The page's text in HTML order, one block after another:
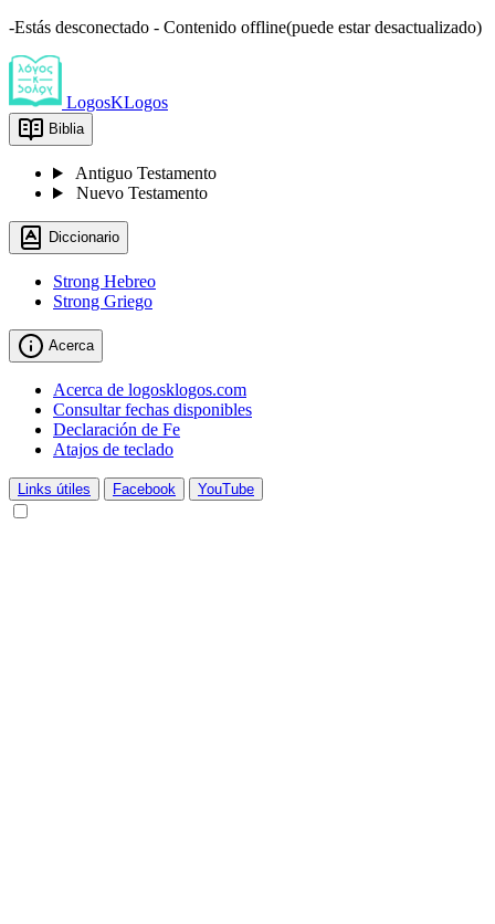
-Estás desconectado - Contenido offline(puede estar desactualizado)
LogosKLogos
Biblia
Antiguo Testamento
Nuevo Testamento
Diccionario
Strong Hebreo
Strong Griego
Acerca
Acerca de logosklogos.com
Consultar fechas disponibles
Declaración de Fe
Atajos de teclado
Links útiles Facebook YouTube